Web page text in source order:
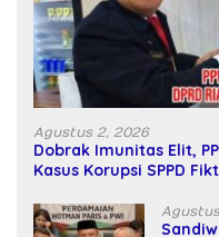
Agustus 2, 2026
Dobrak Imunitas Elit,
Kasus Korupsi SPPD